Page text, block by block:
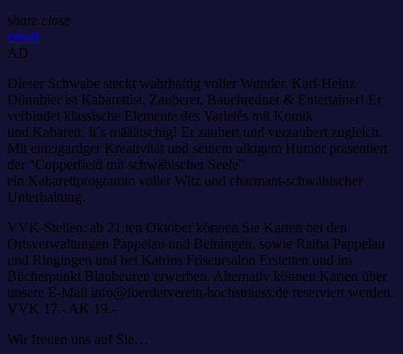
share close
email
AD
Dieser Schwabe steckt wahrhaftig voller Wunder. Karl-Heinz
Dünnbier ist Kabarettist, Zauberer, Bauchredner & Entertainer! Er
verbindet klassische Elemente des Varietés mit Komik
und Kabarett. It´s määätschig! Er zaubert und verzaubert zugleich.
Mit einzigartiger Kreativität und seinem ulkigem Humor präsentiert
der “Copperfield mit schwäbischer Seele”
ein Kabarettprogramm voller Witz und charmant-schwäbischer
Unterhaltung.
VVK-Stellen: ab 21.ten Oktober können Sie Karten bei den
Ortsverwaltungen Pappelau und Beiningen, sowie Raiba Pappelau
und Ringingen und bei Katrins Friseursalon Erstetten und im
Bücherpunkt Blaubeuren erwerben. Alternativ können Karten über
unsere E-Mail info@foerderverein-hochstraess.de reserviert werden.
VVK 17.- AK 19.-
Wir freuen uns auf Sie…